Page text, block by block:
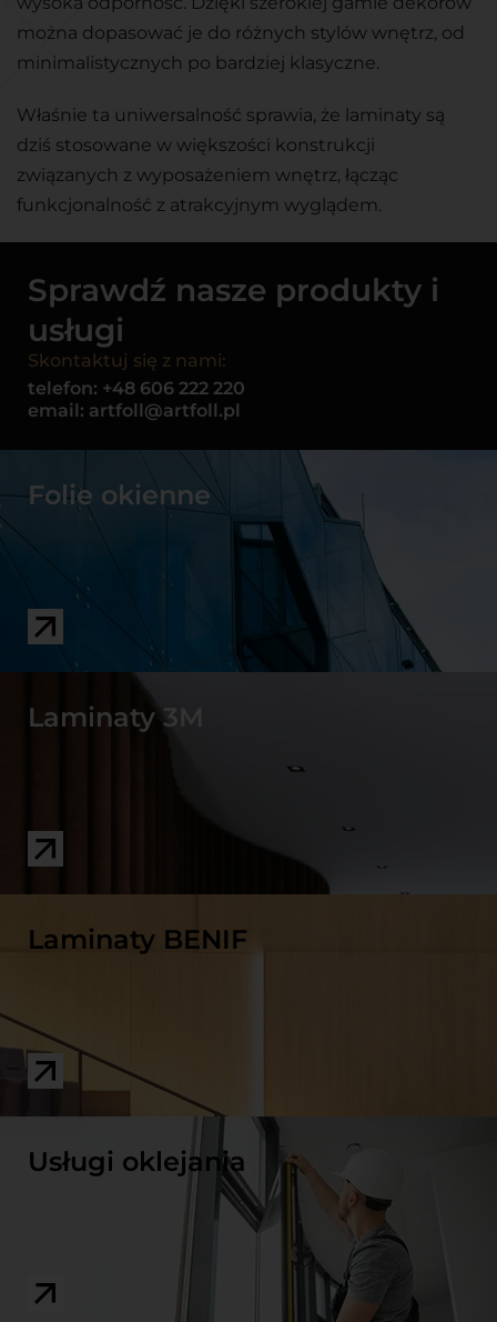
można dopasować je do różnych stylów wnętrz, od
minimalistycznych po bardziej klasyczne.
Właśnie ta uniwersalność sprawia, że laminaty są
dziś stosowane w większości konstrukcji
związanych z wyposażeniem wnętrz, łącząc
funkcjonalność z atrakcyjnym wyglądem.
Sprawdź nasze produkty i
usługi
Skontaktuj się z nami:
telefon: +48 606 222 220
email: artfoll@artfoll.pl
Folie okienne
Laminaty 3M
Laminaty BENIF
Usługi oklejania